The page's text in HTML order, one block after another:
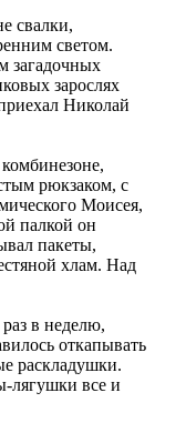
свалки,
светом.
загадочных
зарослях
Николай
рюкзаком, с
Моисея,
палкой он
пакеты,
хлам. Над
в неделю,
откапывать
раскладушки.
лягушки все и